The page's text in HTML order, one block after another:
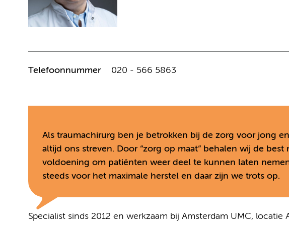
Telefoonnummer 020 - 566 5863
Als traumachirurg ben je betrokken bij de zorg voor jong
altijd ons streven. Door “zorg op maat” behalen wij de
voldoening om patiënten weer deel te kunnen laten
steeds voor het maximale herstel en daar zijn we trots op.
Specialist sinds 2012 en werkzaam bij Amsterdam UMC, locatie